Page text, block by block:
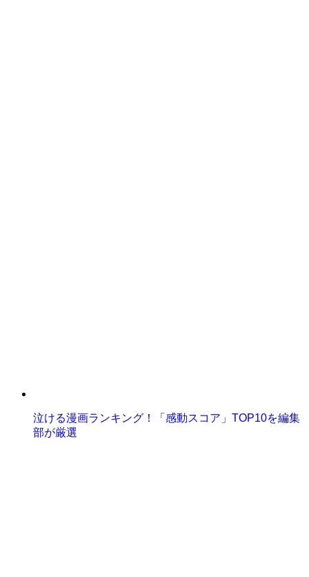
泣ける漫画ランキング！「感動スコア」TOP10を編集
部が厳選